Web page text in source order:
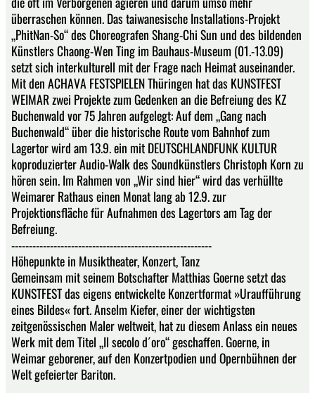
überraschen können. Das taiwanesische Installations-Projekt
„PhitNan-So“ des Choreografen Shang-Chi Sun und des bildenden
Künstlers Chaong-Wen Ting im Bauhaus-Museum (01.-13.09)
setzt sich interkulturell mit der Frage nach Heimat auseinander.
Mit den ACHAVA FESTSPIELEN Thüringen hat das KUNSTFEST
WEIMAR zwei Projekte zum Gedenken an die Befreiung des KZ
Buchenwald vor 75 Jahren aufgelegt: Auf dem „Gang nach
Buchenwald“ über die historische Route vom Bahnhof zum
Lagertor wird am 13.9. ein mit DEUTSCHLANDFUNK KULTUR
koproduzierter Audio-Walk des Soundkünstlers Christoph Korn zu
hören sein. Im Rahmen von „Wir sind hier“ wird das verhüllte
Weimarer Rathaus einen Monat lang ab 12.9. zur
Projektionsfläche für Aufnahmen des Lagertors am Tag der
Befreiung.
---------------------------------------------------------
Höhepunkte in Musiktheater, Konzert, Tanz
Gemeinsam mit seinem Botschafter Matthias Goerne setzt das
KUNSTFEST das eigens entwickelte Konzertformat »Uraufführung
eines Bildes« fort. Anselm Kiefer, einer der wichtigsten
zeitgenössischen Maler weltweit, hat zu diesem Anlass ein neues
Werk mit dem Titel „Il secolo d´oro“ geschaffen. Goerne, in
Weimar geborener, auf den Konzertpodien und Opernbühnen der
Welt gefeierter Bariton.